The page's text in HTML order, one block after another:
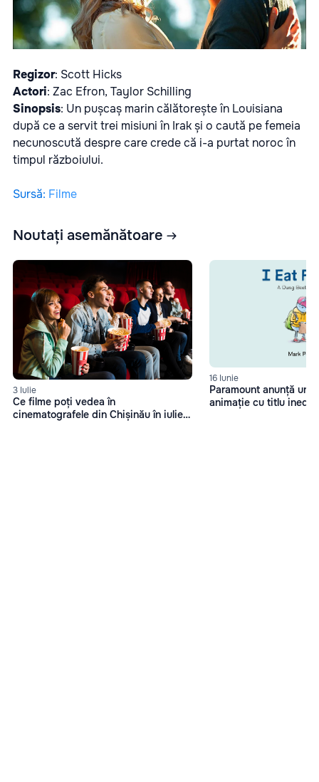
Regizor: Scott Hicks
Actori: Zac Efron, Taylor Schilling
Sinopsis: Un pușcaș marin călătorește în Louisiana
după ce a servit trei misiuni în Irak și o caută pe femeia
necunoscută despre care crede că i-a purtat noroc în
timpul războiului.
Sursă: Filme
Noutați asemănătoare
3 Iulie
Ce filme poți vedea în
cinematografele din Chișinău în iulie
16 Iunie
Paramount anunță un
animație cu titlu inedit: